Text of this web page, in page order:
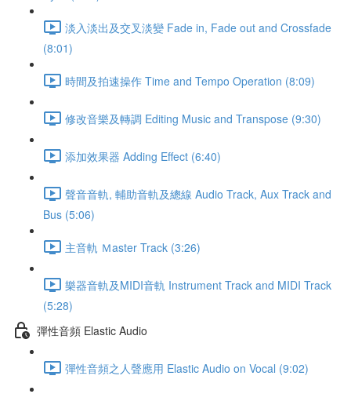
淡入淡出及交叉淡變 Fade in, Fade out and Crossfade
(8:01)
時間及拍速操作 Time and Tempo Operation (8:09)
修改音樂及轉調 Editing Music and Transpose (9:30)
添加效果器 Adding Effect (6:40)
聲音音軌, 輔助音軌及總線 Audio Track, Aux Track and
Bus (5:06)
主音軌 Ｍaster Track (3:26)
樂器音軌及MIDI音軌 Instrument Track and MIDI Track
(5:28)
彈性音頻 Elastic Audio
彈性音頻之人聲應用 Elastic Audio on Vocal (9:02)